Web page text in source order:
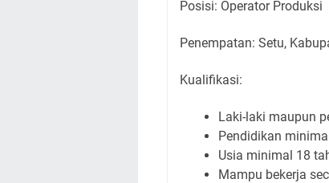
Posisi: Operator Produksi
Penempatan: Setu,
Kualifikasi:
Laki-laki maupun
Pendidikan
Usia minimal 18
Mampu bekerja